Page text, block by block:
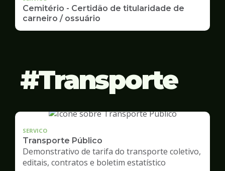
Cemitério - Certidão de titularidade de
carneiro / ossuário
Transporte
SERVICO
Transporte Público
Demonstrativo de tarifa do transporte coletivo,
editais, contratos e boletim estatístico